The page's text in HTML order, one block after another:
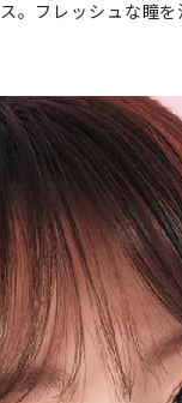
。フレッシュな瞳